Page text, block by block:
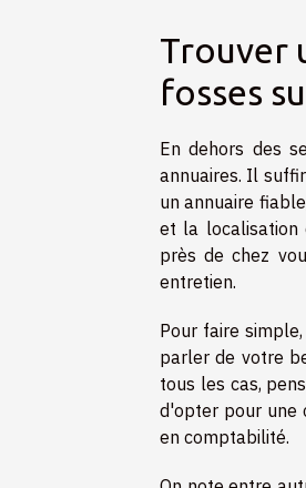
Trouver
fosses
En dehors des
annuaires. Il
un annuaire
et la localisation
près de chez
entretien.
Pour faire
parler de votre
tous les cas,
d'opter pour une
en comptabilité.